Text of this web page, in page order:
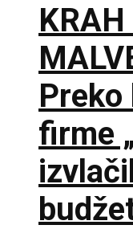
firme